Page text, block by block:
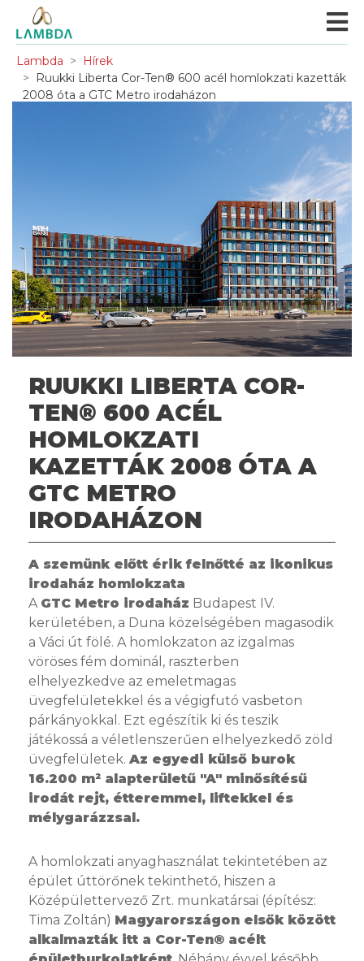
Lambda
Hírek
Ruukki Liberta Cor-Ten® 600 acél homlokzati kazetták
2008 óta a GTC Metro irodaházon
RUUKKI LIBERTA COR-
TEN® 600 ACÉL
HOMLOKZATI
KAZETTÁK 2008 ÓTA A
GTC METRO
IRODAHÁZON
A szemünk előtt érik felnőtté az ikonikus
irodaház homlokzata
A GTC Metro irodaház Budapest IV.
kerületében, a Duna közelségében magasodik
a Váci út fölé. A homlokzaton az izgalmas
vöröses fém dominál, raszterben
elhelyezkedve az emeletmagas
üvegfelületekkel és a végigfutó vasbeton
párkányokkal. Ezt egészítik ki és teszik
játékossá a véletlenszerűen elhelyezkedő zöld
üvegfelületek. Az egyedi külső burok
16.200 m² alapterületű "A" minősítésű
irodát rejt, étteremmel, liftekkel és
mélygarázzsal.
A homlokzati anyaghasználat tekintetében az
épület úttörőnek tekinthető, hiszen a
Középülettervező Zrt. munkatársai (építész:
Tima Zoltán) Magyarországon elsők között
alkalmazták itt a Cor-Ten® acélt